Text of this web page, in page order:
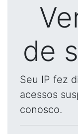
de
Seu IP fez
acessos
conosco.